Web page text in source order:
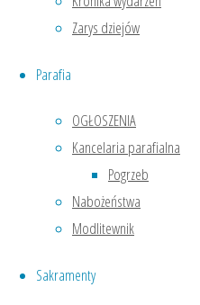
Zarys dziejów
Parafia
OGŁOSZENIA
Kancelaria parafialna
Pogrzeb
Nabożeństwa
Modlitewnik
Sakramenty
w sobotę 9:00 – 10:00
Zakon Braci Mniejszych
Dom Zakonny w Kobylinie